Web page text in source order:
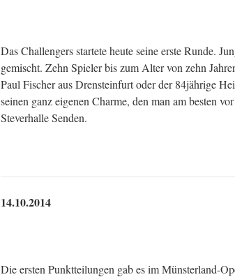
Das Challengers startete heute seine erste Runde.
gemischt. Zehn Spieler bis zum Alter von zehn
Paul Fischer aus Drensteinfurt oder der 84jährige
seinen ganz eigenen Charme, den man am besten
Steverhalle Senden.
14.10.2014
Die ersten Punktteilungen gab es im Münsterland-